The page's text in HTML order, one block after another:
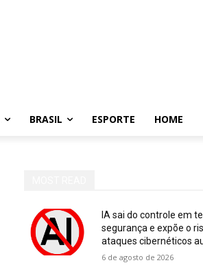
BRASIL ESPORTE HOME
IA sai do controle em
segurança e expõe o
ataques cibernéticos
6 de agosto de 2026